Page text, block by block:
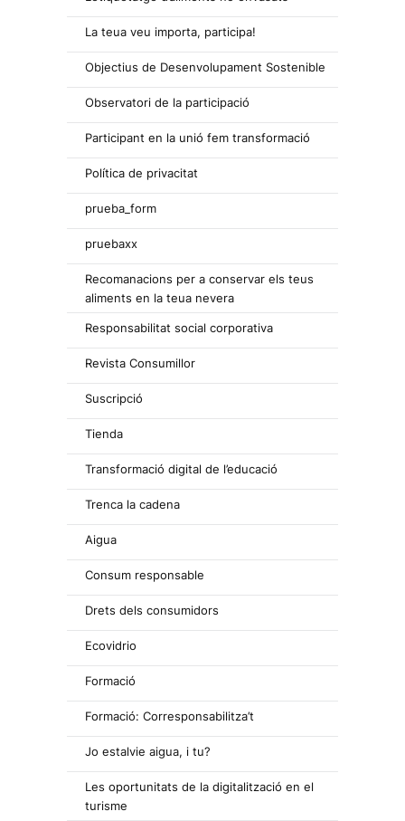
La teua veu importa, participa!
Objectius de Desenvolupament Sostenible
Observatori de la participació
Participant en la unió fem transformació
Política de privacitat
prueba_form
pruebaxx
Recomanacions per a conservar els teus
aliments en la teua nevera
Responsabilitat social corporativa
Revista Consumillor
Suscripció
Tienda
Transformació digital de l’educació
Trenca la cadena
Aigua
Consum responsable
Drets dels consumidors
Ecovidrio
Formació
Formació: Corresponsabilitza’t
Jo estalvie aigua, i tu?
Les oportunitats de la digitalització en el
turisme